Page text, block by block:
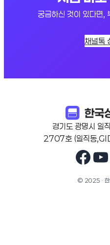
궁금하신 것이 있다면,
채널톡
경기도 광명시
2707호 (일직동
© 2025 · 한